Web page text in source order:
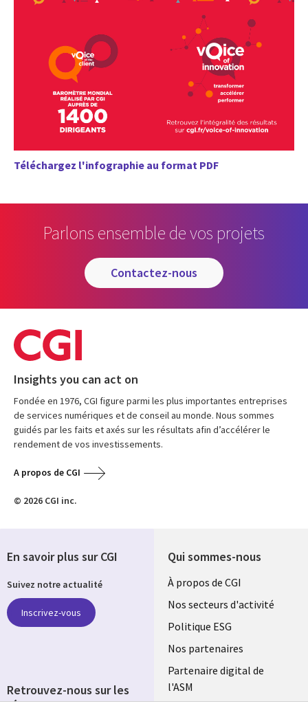
Téléchargez l'infographie au format PDF
Parlons ensemble de vos projets
contactez-nous
Insights you can act on
Fondée en 1976, CGI figure parmi les plus importantes entreprises
de services numériques et de conseil au monde. Nous sommes
guidés par les faits et axés sur les résultats afin d’accélérer le
rendement de vos investissements.
A propos de CGI
© 2026 CGI inc.
Qui sommes-nous
Useful
links
FRANCE
À propos de CGI
Nos secteurs d'activité
Politique ESG
Nos partenaires
Partenaire digital de
l'ASM
En savoir plus sur CGI
Suivez notre actualité
Inscrivez-vous
Retrouvez-nous sur les